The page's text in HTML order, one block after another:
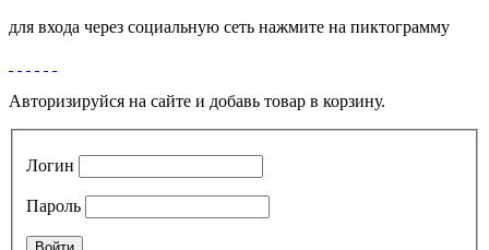
для входа через социальную сеть нажмите на пиктограмму
Авторизируйся на сайте и добавь товар в корзину.
Логин
Пароль